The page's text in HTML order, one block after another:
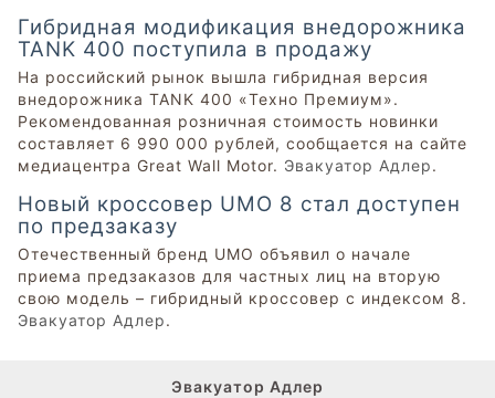
Гибридная модификация внедорожника
TANK 400 поступила в продажу
На российский рынок вышла гибридная версия
внедорожника TANK 400 «Техно Премиум».
Рекомендованная розничная стоимость новинки
составляет 6 990 000 рублей, сообщается на сайте
медиацентра Great Wall Motor. Эвакуатор Адлер.
Новый кроссовер UMO 8 стал доступен
по предзаказу
Отечественный бренд UMO объявил о начале
приема предзаказов для частных лиц на вторую
свою модель – гибридный кроссовер с индексом 8.
Эвакуатор Адлер.
Эвакуатор Адлер